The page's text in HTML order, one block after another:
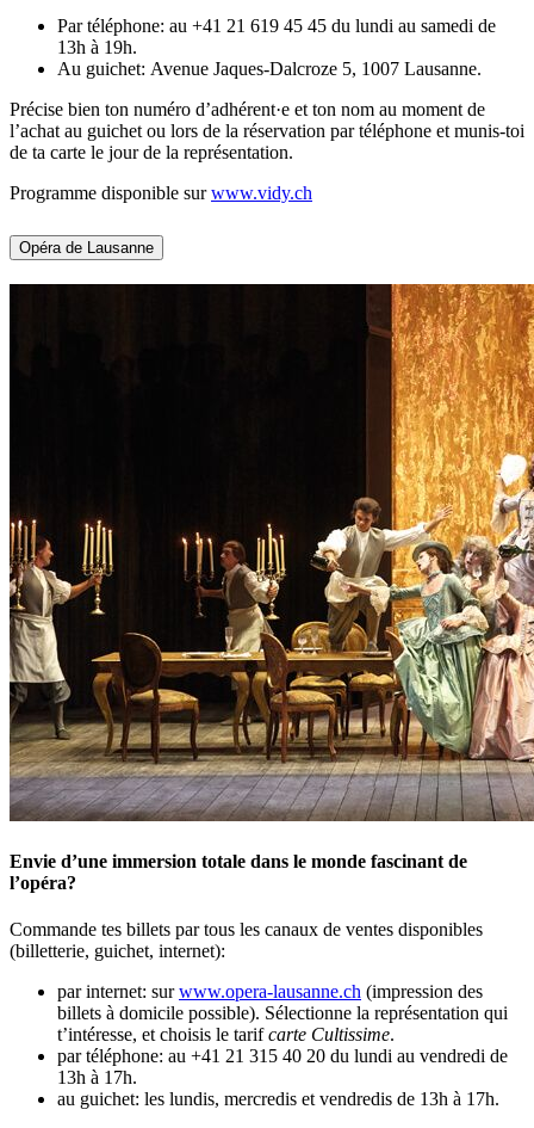
Par téléphone: au +41 21 619 45 45 du lundi au samedi de
13h à 19h.
Au guichet: Avenue Jaques-Dalcroze 5, 1007 Lausanne.
Précise bien ton numéro d’adhérent·e et ton nom au moment de
l’achat au guichet ou lors de la réservation par téléphone et munis-toi
de ta carte le jour de la représentation.
Programme disponible surwww.vidy.ch
Opéra de Lausanne
Envie d’une immersion totale dans le monde fascinant de
l’opéra?
Commande tes billets par tous les canaux de ventes disponibles
(billetterie, guichet, internet):
par internet: surwww.opera-lausanne.ch (impression des
billets à domicile possible). Sélectionne la représentation qui
t’intéresse, et choisis le tarifcarte Cultissime.
par téléphone: au +41 21 315 40 20 du lundi au vendredi de
13h à 17h.
au guichet: les lundis, mercredis et vendredis de 13h à 17h.